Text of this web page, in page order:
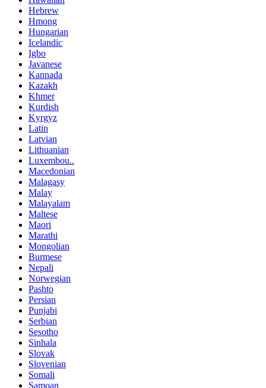
Hebrew
Hmong
Hungarian
Icelandic
Igbo
Javanese
Kannada
Kazakh
Khmer
Kurdish
Kyrgyz
Latin
Latvian
Lithuanian
Luxembou..
Macedonian
Malagasy
Malay
Malayalam
Maltese
Maori
Marathi
Mongolian
Burmese
Nepali
Norwegian
Pashto
Persian
Punjabi
Serbian
Sesotho
Sinhala
Slovak
Slovenian
Somali
Samoan